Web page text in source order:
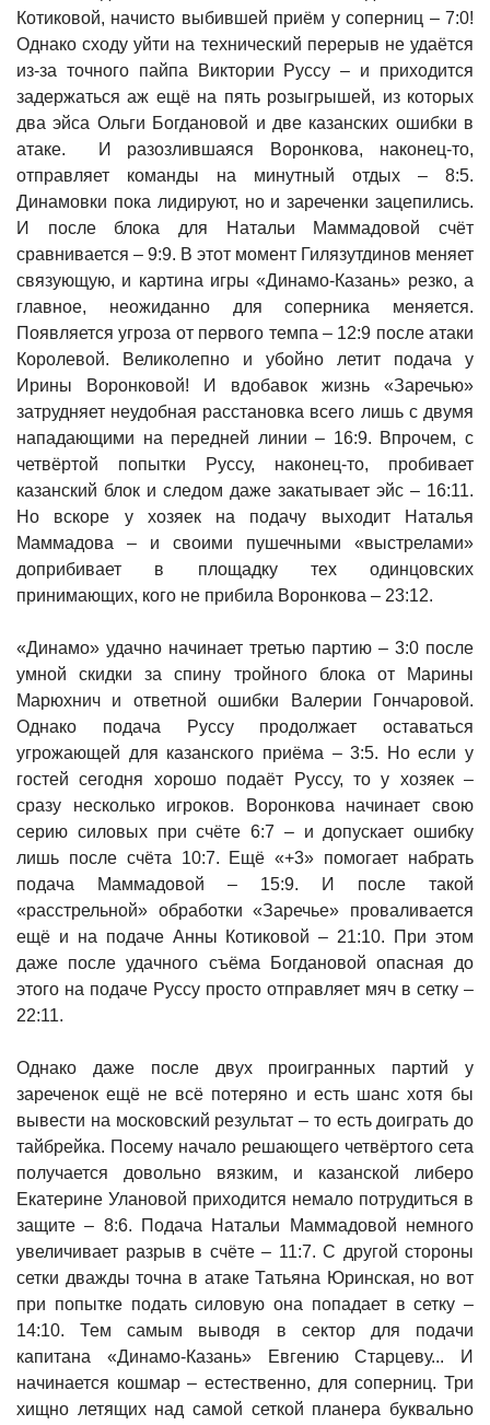
Котиковой, начисто выбившей приём у соперниц – 7:0!
Однако сходу уйти на технический перерыв не удаётся
из-за точного пайпа Виктории Руссу – и приходится
задержаться аж ещё на пять розыгрышей, из которых
два эйса Ольги Богдановой и две казанских ошибки в
атаке. И разозлившаяся Воронкова, наконец-то,
отправляет команды на минутный отдых – 8:5.
Динамовки пока лидируют, но и зареченки зацепились.
И после блока для Натальи Маммадовой счёт
сравнивается – 9:9. В этот момент Гилязутдинов меняет
связующую, и картина игры «Динамо-Казань» резко, а
главное, неожиданно для соперника меняется.
Появляется угроза от первого темпа – 12:9 после атаки
Королевой. Великолепно и убойно летит подача у
Ирины Воронковой! И вдобавок жизнь «Заречью»
затрудняет неудобная расстановка всего лишь с двумя
нападающими на передней линии – 16:9. Впрочем, с
четвёртой попытки Руссу, наконец-то, пробивает
казанский блок и следом даже закатывает эйс – 16:11.
Но вскоре у хозяек на подачу выходит Наталья
Маммадова – и своими пушечными «выстрелами»
доприбивает в площадку тех одинцовских
принимающих, кого не прибила Воронкова – 23:12.
«Динамо» удачно начинает третью партию – 3:0 после
умной скидки за спину тройного блока от Марины
Марюхнич и ответной ошибки Валерии Гончаровой.
Однако подача Руссу продолжает оставаться
угрожающей для казанского приёма – 3:5. Но если у
гостей сегодня хорошо подаёт Руссу, то у хозяек –
сразу несколько игроков. Воронкова начинает свою
серию силовых при счёте 6:7 – и допускает ошибку
лишь после счёта 10:7. Ещё «+3» помогает набрать
подача Маммадовой – 15:9. И после такой
«расстрельной» обработки «Заречье» проваливается
ещё и на подаче Анны Котиковой – 21:10. При этом
даже после удачного съёма Богдановой опасная до
этого на подаче Руссу просто отправляет мяч в сетку –
22:11.
Однако даже после двух проигранных партий у
зареченок ещё не всё потеряно и есть шанс хотя бы
вывести на московский результат – то есть доиграть до
тайбрейка. Посему начало решающего четвёртого сета
получается довольно вязким, и казанской либеро
Екатерине Улановой приходится немало потрудиться в
защите – 8:6. Подача Натальи Маммадовой немного
увеличивает разрыв в счёте – 11:7. С другой стороны
сетки дважды точна в атаке Татьяна Юринская, но вот
при попытке подать силовую она попадает в сетку –
14:10. Тем самым выводя в сектор для подачи
капитана «Динамо-Казань» Евгению Старцеву... И
начинается кошмар – естественно, для соперниц. Три
хищно летящих над самой сеткой планера буквально